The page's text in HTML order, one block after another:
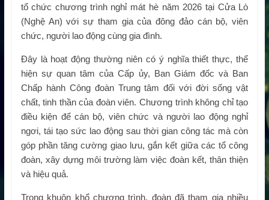
tổ chức chương trình nghỉ mát hè năm 2026 tại Cửa Lò
(Nghệ An) với sự tham gia của đông đảo cán bộ, viên
chức, người lao động cùng gia đình.
Đây là hoạt động thường niên có ý nghĩa thiết thực, thể
hiện sự quan tâm của Cấp ủy, Ban Giám đốc và Ban
Chấp hành Công đoàn Trung tâm đối với đời sống vật
chất, tinh thần của đoàn viên. Chương trình không chỉ tạo
điều kiện để cán bộ, viên chức và người lao động nghỉ
ngơi, tái tạo sức lao động sau thời gian công tác mà còn
góp phần tăng cường giao lưu, gắn kết giữa các tổ công
đoàn, xây dựng môi trường làm việc đoàn kết, thân thiện
và hiệu quả.
Trong khuôn khổ chương trình, đoàn đã tham gia nhiều